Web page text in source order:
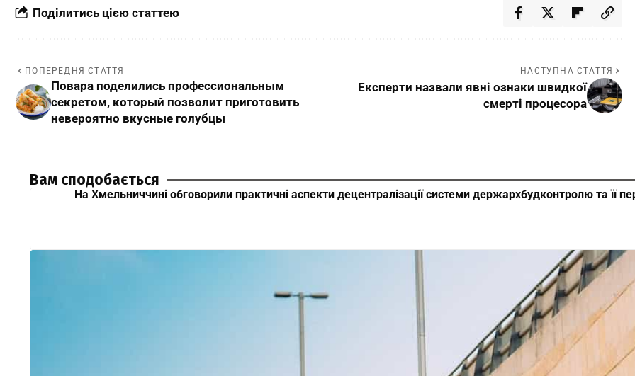
Поділитись цією статтею
ПОПЕРЕДНЯ СТАТТЯ
Повара поделились профессиональным
секретом, который позволит приготовить
невероятно вкусные голубцы
НАСТУПНА СТАТТЯ
Експерти назвали явні ознаки швидкої
смерті процесора
Вам сподобається
На Хмельниччині обговорили практичні аспекти децентралізації системи держархбудконтролю та її